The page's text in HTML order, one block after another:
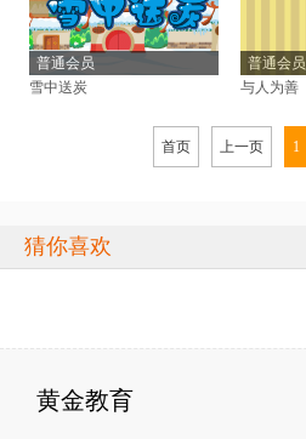
普通会员
雪中送炭
普通会员
与人为善
首页 上一页 1
猜你喜欢
黄金教育